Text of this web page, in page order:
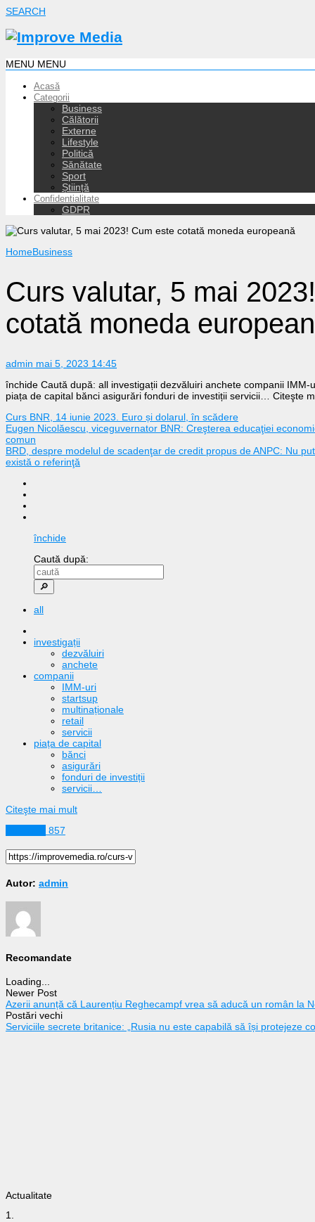
SEARCH
MENU MENU
Acasă
Categorii
Business
Călătorii
Externe
Lifestyle
Politică
Sănătate
Sport
Știință
Confidentialitate
GDPR
HomeBusiness
Curs valutar, 5 mai
cotată moneda
admin mai 5, 2023 14:45
închide Caută după: all investigații dezvăluiri anchete companii
piața de capital bănci asigurări fonduri de investiții servicii… Citeşte
Curs BNR, 14 iunie 2023. Euro și dolarul, în scădere
Eugen Nicolăescu, viceguvernator BNR: Creşterea educaţiei
comun
BRD, despre modelul de scadenţar de credit propus de ANPC: Nu
există o referinţă
închide
Caută după:
all
investigații
dezvăluiri
anchete
companii
IMM-uri
startsup
multinaționale
retail
servicii
piața de capital
bănci
asigurări
fonduri de investiții
servicii…
Citeşte mai mult
857
Autor: admin
Recomandate
Loading...
Newer Post
Azerii anunță că Laurențiu Reghecampf vrea să aducă un român la
Postări vechi
Serviciile secrete britanice: „Rusia nu este capabilă să își protejeze
Actualitate
1.